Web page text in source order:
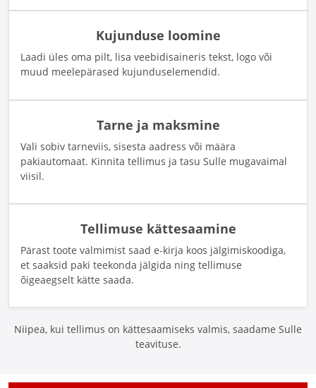
Kujunduse loomine
Laadi üles oma pilt, lisa veebidisaineris tekst, logo või
muud meelepärased kujunduselemendid.
Tarne ja maksmine
Vali sobiv tarneviis, sisesta aadress või määra
pakiautomaat. Kinnita tellimus ja tasu Sulle mugavaimal
viisil.
Tellimuse kättesaamine
Pärast toote valmimist saad e-kirja koos jälgimiskoodiga,
et saaksid paki teekonda jälgida ning tellimuse
õigeaegselt kätte saada.
Niipea, kui tellimus on kättesaamiseks valmis, saadame Sulle
teavituse.